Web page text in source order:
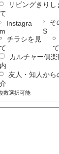
リビングきりし
て
Instagra
m
そ
S
チラシを見
て
て
カルチャー俱
内
友人・知人から
介
数選択可能